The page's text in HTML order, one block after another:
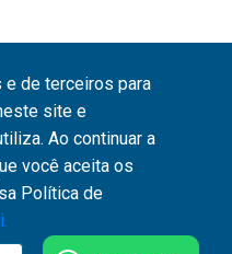
de terceiros para
site e
Ao continuar a
você aceita os
Política de